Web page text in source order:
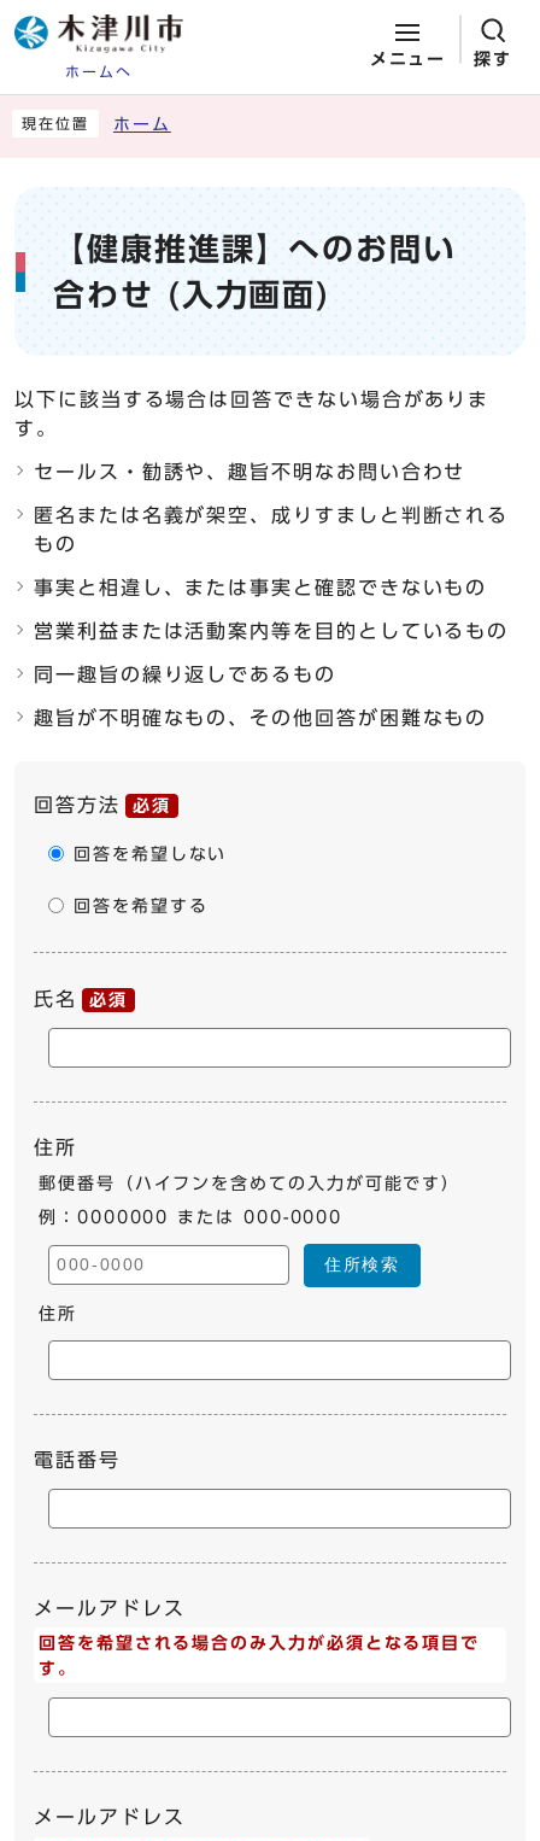
ホームへ
メニュー 探す
現在位置 ホーム
【健康推進課】へのお問い
合わせ (入力画面)
以下に該当する場合は回答できない場合がありま
す。
セールス・勧誘や、趣旨不明なお問い合わせ
匿名または名義が架空、成りすましと判断される
もの
事実と相違し、または事実と確認できないもの
営業利益または活動案内等を目的としているもの
同一趣旨の繰り返しであるもの
趣旨が不明確なもの、その他回答が困難なもの
回答方法 必須
回答を希望しない
回答を希望する
氏名 必須
住所
郵便番号（ハイフンを含めての入力が可能です）
例：0000000 または 000-0000
住所検索
住所
電話番号
メールアドレス
回答を希望される場合のみ入力が必須となる項目で
す。
メールアドレス